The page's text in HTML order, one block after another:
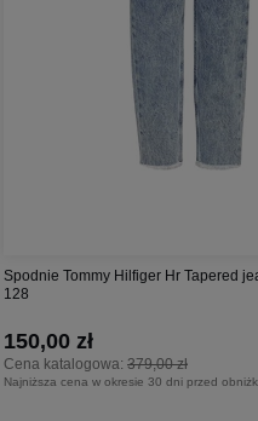
Spodnie Tommy Hilfiger Hr Tapered
128
Cena katalogowa: 379,00 zł
150,00 zł
Najniższa cena w okresie 30 dni przed